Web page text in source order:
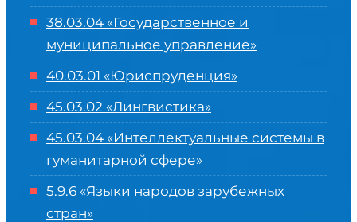
38.03.04 «Государственное и
муниципальное управление»
40.03.01 «Юриспруденция»
45.03.02 «Лингвистика»
45.03.04 «Интеллектуальные системы в
гуманитарной сфере»
5.9.6 «Языки народов зарубежных
стран»